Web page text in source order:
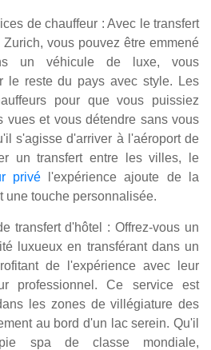
de chauffeur : Avec le transfert
vous pouvez être emmené
un véhicule de luxe, vous
le reste du pays avec style. Les
pour que vous puissiez
vues et vous détendre sans vous
s'agisse d'arriver à l'aéroport de
un transfert entre les villes, le
privél'expérience ajoute de la
une touche personnalisée.
transfert d'hôtel : Offrez-vous un
luxueux en transférant dans un
de l'expérience avec leur
professionnel. Ce service est
les zones de villégiature des
au bord d'un lac serein. Qu'il
spa de classe mondiale,